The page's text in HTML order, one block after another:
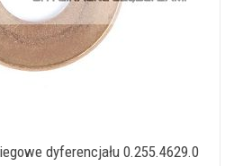
dyferencjału 0.255.4629.0